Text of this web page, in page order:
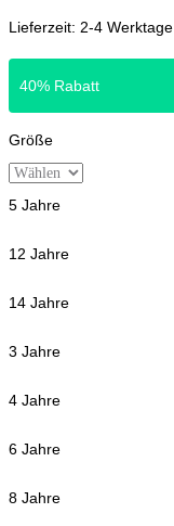
Lieferzeit: 2-4 Werktage
40% Rabatt
Größe
5 Jahre
12 Jahre
14 Jahre
3 Jahre
4 Jahre
6 Jahre
8 Jahre